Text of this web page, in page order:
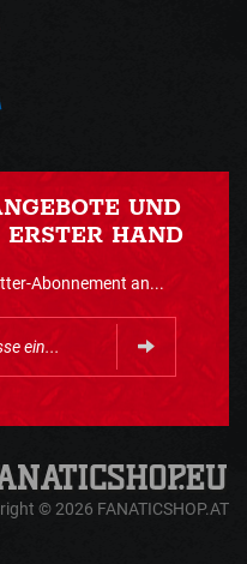
UND
HAND
Abonnement an...
© 2026 FANATICSHOP.AT